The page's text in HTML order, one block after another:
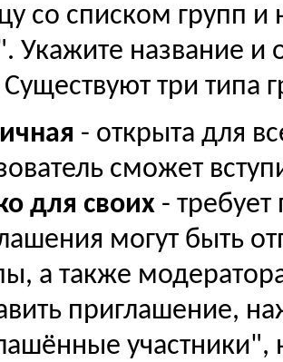
со списком групп
Укажите название
три типа
- открыта для
сможет
для своих -
могут быть
а также
приглашение,